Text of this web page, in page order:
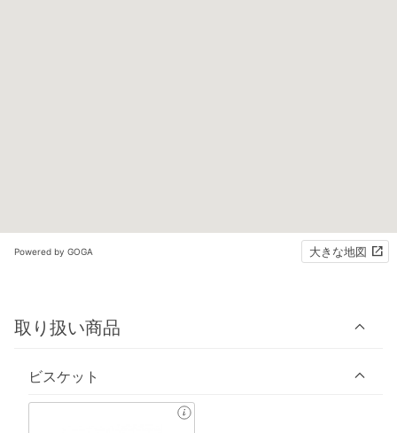
Powered by GOGA 大きな地図
取り扱い商品
ビスケット